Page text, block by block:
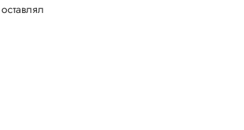
кг&nbsp;